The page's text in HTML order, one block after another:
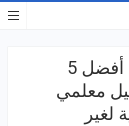
تعرّف على أفضل 5
معلمي
لغير